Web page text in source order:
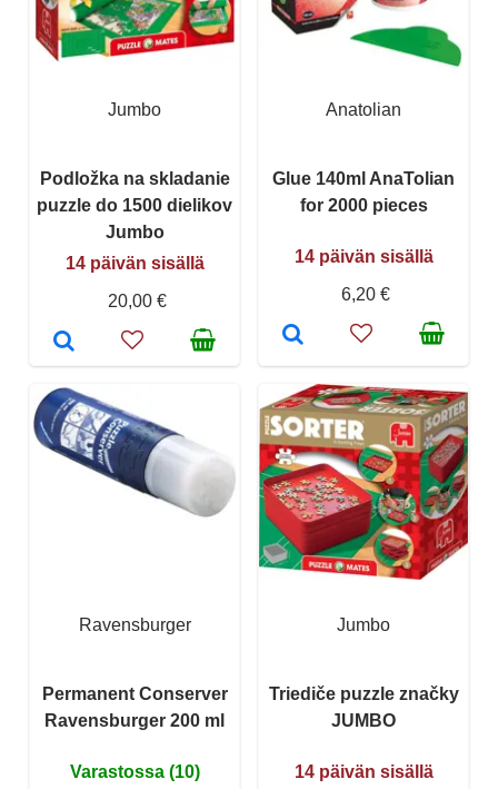
Jumbo
Podložka na skladanie
puzzle do 1500 dielikov
Jumbo
14 päivän sisällä
20,00 €
Anatolian
Glue 140ml AnaTolian
for 2000 pieces
14 päivän sisällä
6,20 €
Ravensburger
Permanent Conserver
Ravensburger 200 ml
Varastossa (10)
Jumbo
Triediče puzzle značky
JUMBO
14 päivän sisällä